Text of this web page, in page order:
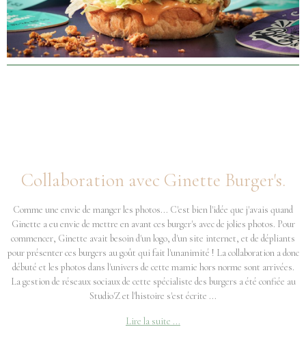
Collaboration avec Ginette Burger's.
Comme une envie de manger les photos... C'est bien l'idée que j'avais quand
Ginette a eu envie de mettre en avant ces burger's avec de jolies photos. Pour
commencer, Ginette avait besoin d'un logo, d'un site internet, et de dépliants
pour présenter ces burgers au goût qui fait l'unanimité ! La collaboration a donc
débuté et les photos dans l'univers de cette mamie hors norme sont arrivées.
La gestion de réseaux sociaux de cette spécialiste des burgers a été confiée au
Studio'Z et l'histoire s'est écrite ...
Lire la suite ...